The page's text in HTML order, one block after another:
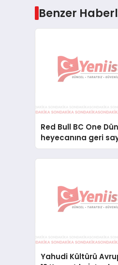
Benzer
Red Bull BC One
heyecanına geri
başladı
Yahudi Kültürü